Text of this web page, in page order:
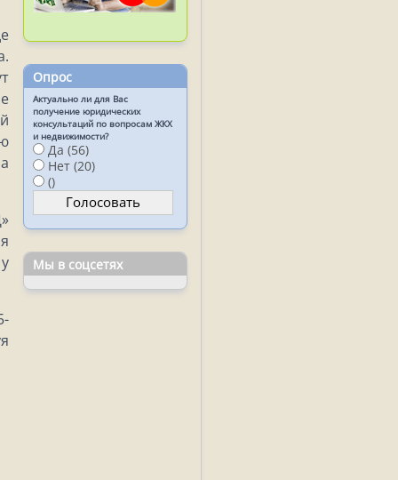
Опрос
Актуально ли для Вас
получение юридических
консультаций по вопросам ЖКХ
и недвижимости?
Да (56)
Нет (20)
()
Мы в соцсетях